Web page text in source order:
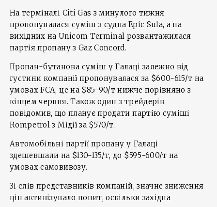
На терміналі Citi Gas з минулого тижня
пропонувалася суміш з судна Epic Sula, а на
вихідних на Unicom Terminal розвантажилася
партія пропану з Gaz Concord.
Пропан-бутанова суміш у Галаці залежно від
густини компанії пропонувалася за $600-615/т на
умовах FCA, це на $85-90/т нижче порівняно з
кінцем червня. Також один з трейдерів
повідомив, що планує продати партію суміші
Rompetrol з Мідії за $570/т.
Автомобільні партії пропану у Галаці
здешевшали на $130-135/т, до $595-600/т на
умовах самовивозу.
Зі слів представників компаній, значне зниження
цін активізувало попит, оскільки західна